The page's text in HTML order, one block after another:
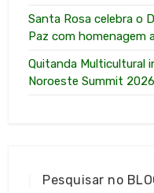
Santa Rosa celebra o
Paz com homenagem
Quitanda Multicultural
Noroeste Summit 2026
Pesquisar no